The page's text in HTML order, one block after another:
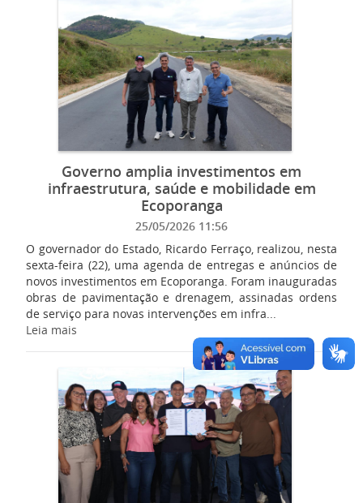
Governo amplia investimentos em
infraestrutura, saúde e mobilidade em
Ecoporanga
25/05/2026 11:56
O governador do Estado, Ricardo Ferraço, realizou, nesta
sexta-feira (22), uma agenda de entregas e anúncios de
novos investimentos em Ecoporanga. Foram inauguradas
obras de pavimentação e drenagem, assinadas ordens
de serviço para novas intervenções em infra...
Leia mais